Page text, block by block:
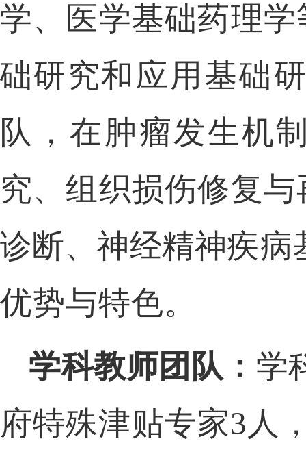
学、
医学基础药理
础研究和应用基础
队，在肿瘤发生机
究、组织损伤修复
诊断、神经精神疾病
优势与特色。
学科教师团队： 学
府特殊津贴专家3人